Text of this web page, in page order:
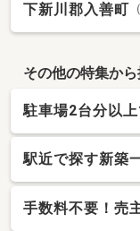
下新川郡入善町
その他の特集か
駐車場2台分以
駅近で探す新築
手数料不要！売